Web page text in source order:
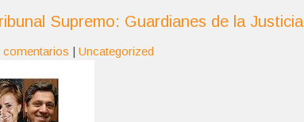
Supremo: Guardianes de la Justicia
comentarios | Uncategorized